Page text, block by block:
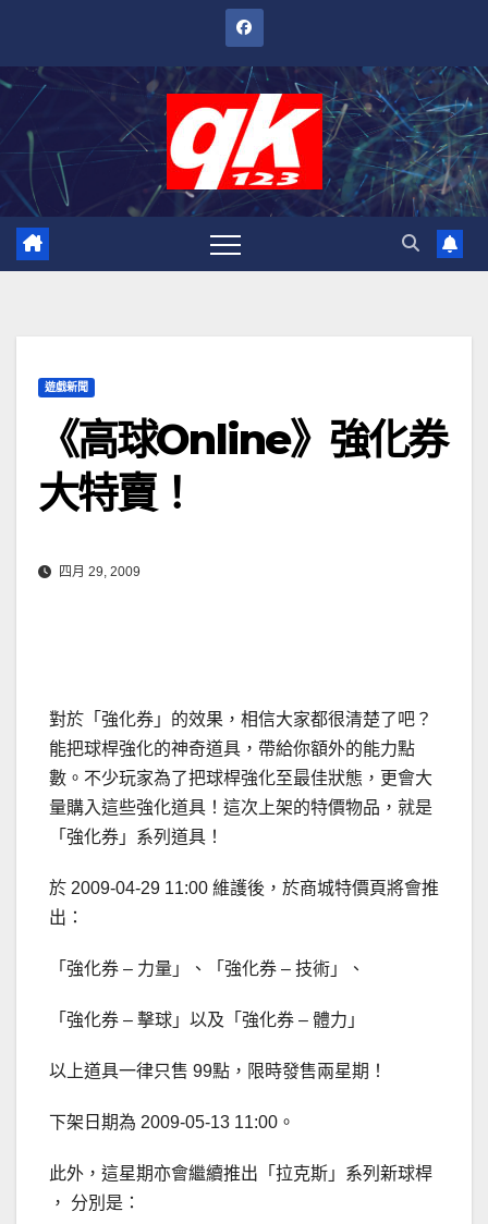
內
遊戲新聞
《高球Online》強化券
大特賣！
四月 29, 2009
對於「強化券」的效果，相信大家都很清楚了吧？
能把球桿強化的神奇道具，帶給你額外的能力點
數。不少玩家為了把球桿強化至最佳狀態，更會大
量購入這些強化道具！這次上架的特價物品，就是
「強化券」系列道具！
於 2009-04-29 11:00 維護後，於商城特價頁將會推
出：
「強化券 – 力量」、「強化券 – 技術」、
「強化券 – 擊球」以及「強化券 – 體力」
以上道具一律只售 99點，限時發售兩星期！
下架日期為 2009-05-13 11:00。
此外，這星期亦會繼續推出「拉克斯」系列新球桿
， 分別是：